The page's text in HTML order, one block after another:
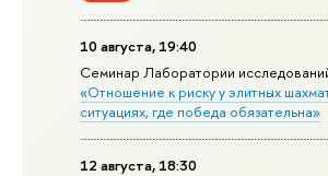
10 августа, 19:40
Семинар Лаборатории
«Отношение к риску у элитных
ситуациях, где победа обязательна»
12 августа, 18:30